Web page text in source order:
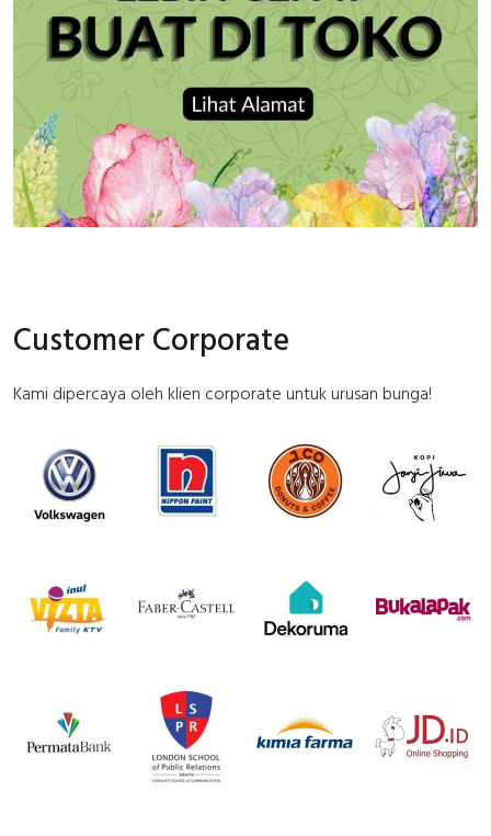
Customer Corporate
Kami dipercaya oleh klien corporate untuk urusan bunga!